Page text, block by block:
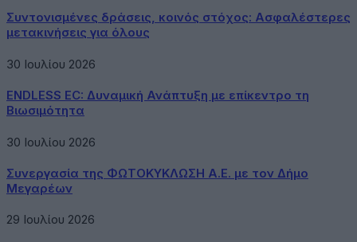
Συντονισμένες δράσεις, κοινός στόχος: Ασφαλέστερες
μετακινήσεις για όλους
30 Ιουλίου 2026
ENDLESS EC: Δυναμική Ανάπτυξη με επίκεντρο τη
Βιωσιμότητα
30 Ιουλίου 2026
Συνεργασία της ΦΩΤΟΚΥΚΛΩΣΗ Α.Ε. με τον Δήμο
Μεγαρέων
29 Ιουλίου 2026